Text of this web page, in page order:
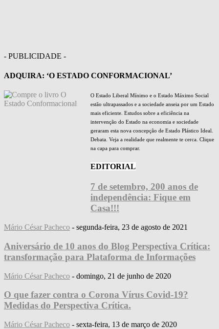
- PUBLICIDADE -
ADQUIRA: ‘O ESTADO CONFORMACIONAL’
O Estado Liberal Mínimo e o Estado Máximo Social
estão ultrapassados e a sociedade anseia por um Estado
mais eficiente. Estudos sobre a eficiência na
intervenção do Estado na economia e sociedade
geraram esta nova concepção de Estado Plástico Ideal.
Debata. Veja a realidade que realmente te cerca. Clique
na capa para comprar.
EDITORIAL
7 de setembro, 200 anos de
independência: Fique em
Casa!!!
Mário César Pacheco - segunda-feira, 23 de agosto de 2021
Aniversário de 10 anos do Blog Perspectiva Crítica:
transformação para Plataforma de Informações
Mário César Pacheco - domingo, 21 de junho de 2020
O que fazer contra o Corona Vírus Covid-19?
Medidas do Perspectiva Crítica.
Mário César Pacheco - sexta-feira, 13 de março de 2020